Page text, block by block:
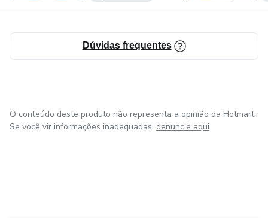
Dúvidas frequentes
O conteúdo deste produto não representa a opinião da Hotmart.
Se você vir informações inadequadas, denuncie aqui